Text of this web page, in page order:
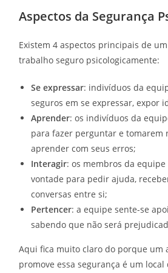
Aspectos da Segurança
Existem 4 aspectos principais de
trabalho seguro psicologicamente:
Se expressar: indivíduos da
seguros em se expressar, expor
Aprender: os indivíduos da
para fazer perguntar e tomarem
aprender com seus erros;
Interagir: os membros da equipe
vontade para pedir ajuda,
conversas entre si;
Pertencer: a equipe sente-se
sabendo que não será
Aqui fica muito claro do porque um
promove essa segurança é um